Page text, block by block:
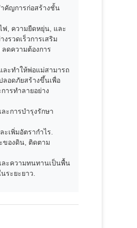
าคัญการก่อสร้างชั้น
ฟ, ความยืดหยุ่น, และ
รวดเร็วการเสริม
ดความต้องการ
ละทําให้พ่อแม่สามารถ
ลอดภัยสร้างขึ้นเพื่อ
ารทําลายอย่าง
ะการบํารุงรักษา
เพิ่มอัตรากําไร.
ของดิน, ติดตาม
ละความทนทานเป็นพื้น
ระยะยาว.